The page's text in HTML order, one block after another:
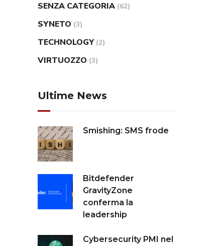
SENZA CATEGORIA (62)
SYNETO (3)
TECHNOLOGY (2)
VIRTUOZZO (3)
Ultime News
Smishing: SMS frode
Bitdefender
GravityZone
conferma la
leadership
Cybersecurity PMI nel